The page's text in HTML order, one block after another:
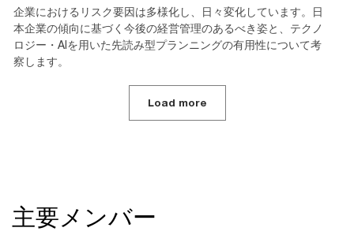
企業におけるリスク要因は多様化し、日々変化しています。日
本企業の傾向に基づく今後の経営管理のあるべき姿と、テクノ
ロジー・AIを用いた先読み型プランニングの有用性について考
察します。
Load more
主要メンバー